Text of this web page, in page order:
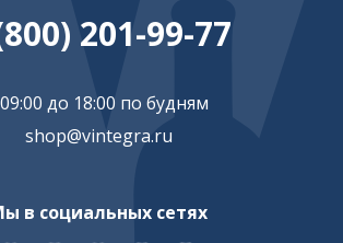
201-99-77
до 18:00 по будням
shop@vintegra.ru
в социальных сетях